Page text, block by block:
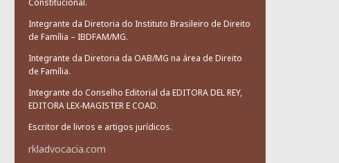
Constitucional.
Integrante da Diretoria do Instituto Brasileiro de Direito
de Família – IBDFAM/MG.
Integrante da Diretoria da OAB/MG na área de Direito
de Família.
Integrante do Conselho Editorial da EDITORA DEL REY,
EDITORA LEX-MAGISTER E COAD.
Escritor de livros e artigos jurídicos.
rkladvocacia.com